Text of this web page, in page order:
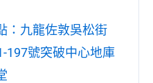
：九龍佐敦吳松街
197號突破中心地庫